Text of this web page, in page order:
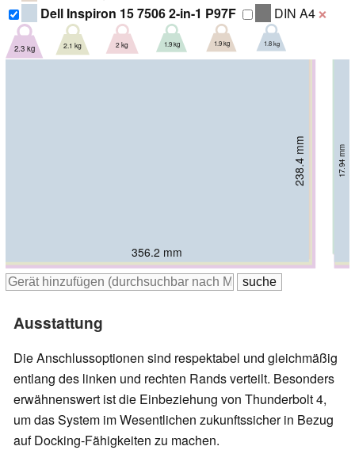
Dell Inspiron 15 7506 2-in-1 P97F
DIN A4 ❌
364 mm
246 mm 18 mm
2.3 kg
360 mm
242 mm 17 mm
2.1 kg
230 mm 18.9 mm
2 kg
229 mm 19.9 mm
1.9 kg
357.8 mm
235.35 mm 17.25 mm
1.9 kg
356.2 mm
238.4 mm 17.94 mm
1.8 kg
Ausstattung
Die Anschlussoptionen sind respektabel und gleichmäßig
entlang des linken und rechten Rands verteilt. Besonders
erwähnenswert ist die Einbeziehung von Thunderbolt 4,
um das System im Wesentlichen zukunftssicher in Bezug
auf Docking-Fähigkeiten zu machen.